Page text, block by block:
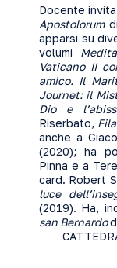
Docente
Apostolorum
apparsi su
volumi
Vaticano II
amico. Il
Journet: il
Dio e
Riserbato,
anche a
(2020); ha
Pinna e a
card. Robert
luce
(2019). Ha,
san Bernardo